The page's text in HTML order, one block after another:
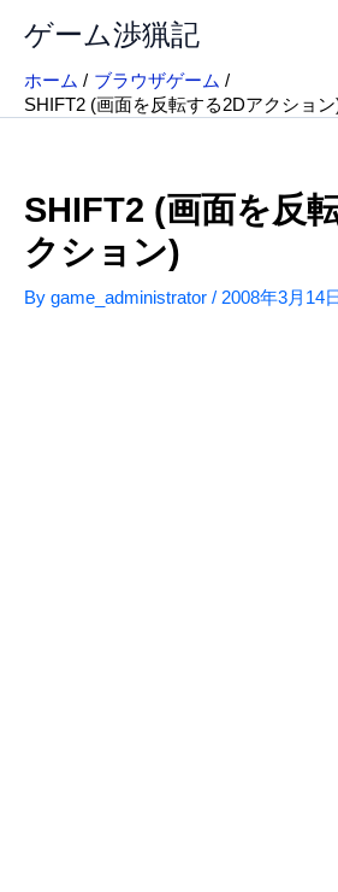
ゲーム渉猟記
ホーム
ブラウザゲーム
SHIFT2 (画面を反転する2Dアクション
SHIFT2 (画面を反
クション)
By game_administrator / 2008年3月14